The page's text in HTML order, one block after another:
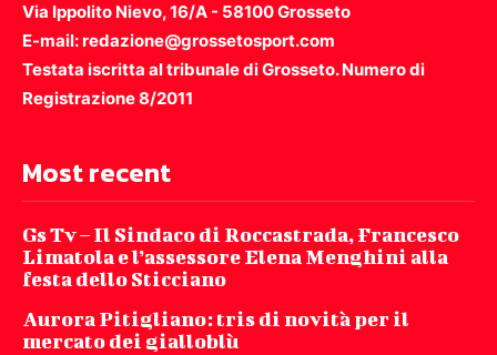
Via Ippolito Nievo, 16/A - 58100 Grosseto
E-mail: redazione@grossetosport.com
Testata iscritta al tribunale di Grosseto. Numero di
Registrazione 8/2011
Most recent
Gs Tv – Il Sindaco di Roccastrada, Francesco
Limatola e l’assessore Elena Menghini alla
festa dello Sticciano
Aurora Pitigliano: tris di novità per il
mercato dei gialloblù